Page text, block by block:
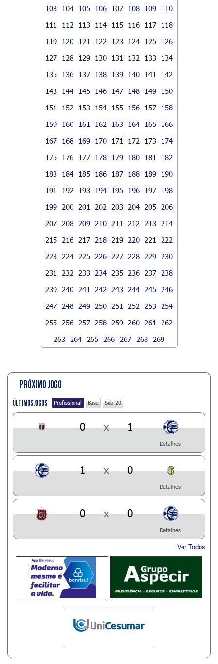
103
104 105 106 107 108 109
110
111
112 113 114 115 116 117
118
119
120 121 122 123 124 125
126
127
128 129 130 131 132 133
134
135
136 137 138 139 140 141
142
143
144 145 146 147 148 149
150
151
152 153 154 155 156 157
158
159
160 161 162 163 164 165
166
167
168 169 170 171 172 173
174
175
176 177 178 179 180 181
182
183
184 185 186 187 188 189
190
191
192 193 194 195 196 197
198
199
200 201 202 203 204 205
206
207
208 209 210 211 212 213
214
215
216 217 218 219 220 221
222
223
224 225 226 227 228 229
230
231
232 233 234 235 236 237
238
239
240 241 242 243 244 245
246
247
248 249 250 251 252 253
254
255
256 257 258 259 260 261
262
263
264 265 266 267 268 269
PRÓXIMO JOGO
ÚLTIMOS JOGOS Profissional Base Sub-20
0 x 1
Detalhes
1 x 0
Detalhes
0 x 0
Detalhes
Ver Todos